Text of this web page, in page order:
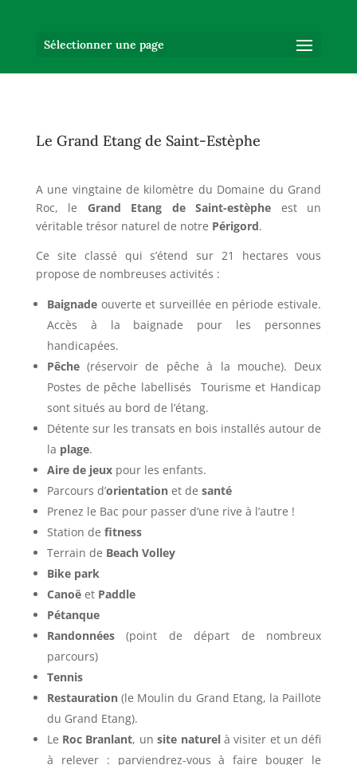
Sélectionner une page
Le Grand Etang de Saint-Estèphe
A une vingtaine de kilomètre du Domaine du Grand
Roc, le Grand Etang de Saint-estèphe est un
véritable trésor naturel de notre Périgord.
Ce site classé qui s’étend sur 21 hectares vous
propose de nombreuses activités :
Baignadeouverte et surveillée en période estivale.
Accès à la baignade pour les personnes
handicapées.
Pêche(réservoir de pêche à la mouche). Deux
Postes de pêche labellisés Tourisme et Handicap
sont situés au bord de l’étang.
Détente sur les transats en bois installés autour de
la plage.
Aire de jeuxpour les enfants.
Parcours d’orientationet de santé
Prenez le Bac pour passer d’une rive à l’autre !
Station de fitness
Terrain de Beach Volley
Bike park
Canoëet Paddle
Pétanque
Randonnées(point de départ de nombreux
parcours)
Tennis
Restauration(le Moulin du Grand Etang, la Paillote
du Grand Etang).
Le Roc Branlant, unsite naturelà visiter et un défi
à relever : parviendrez-vous à faire bouger le